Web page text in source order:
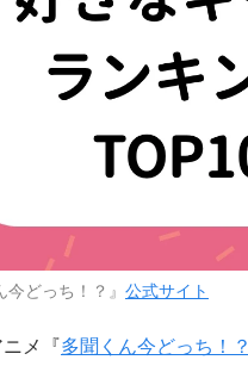
どっち！？』 公式サイト
メ『多聞くん今どっち！？